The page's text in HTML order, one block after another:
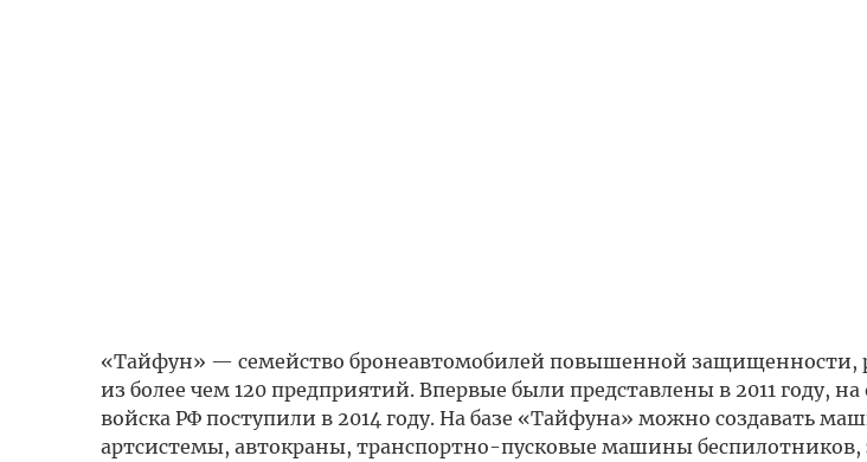
«Тайфун» — семейство бронеавтомобилей повышенной защищенности,
из более чем 120 предприятий. Впервые были представлены в 2011 году,
войска РФ поступили в 2014 году. На базе «Тайфуна» можно создавать
артсистемы, автокраны, транспортно-пусковые машины беспилотников,